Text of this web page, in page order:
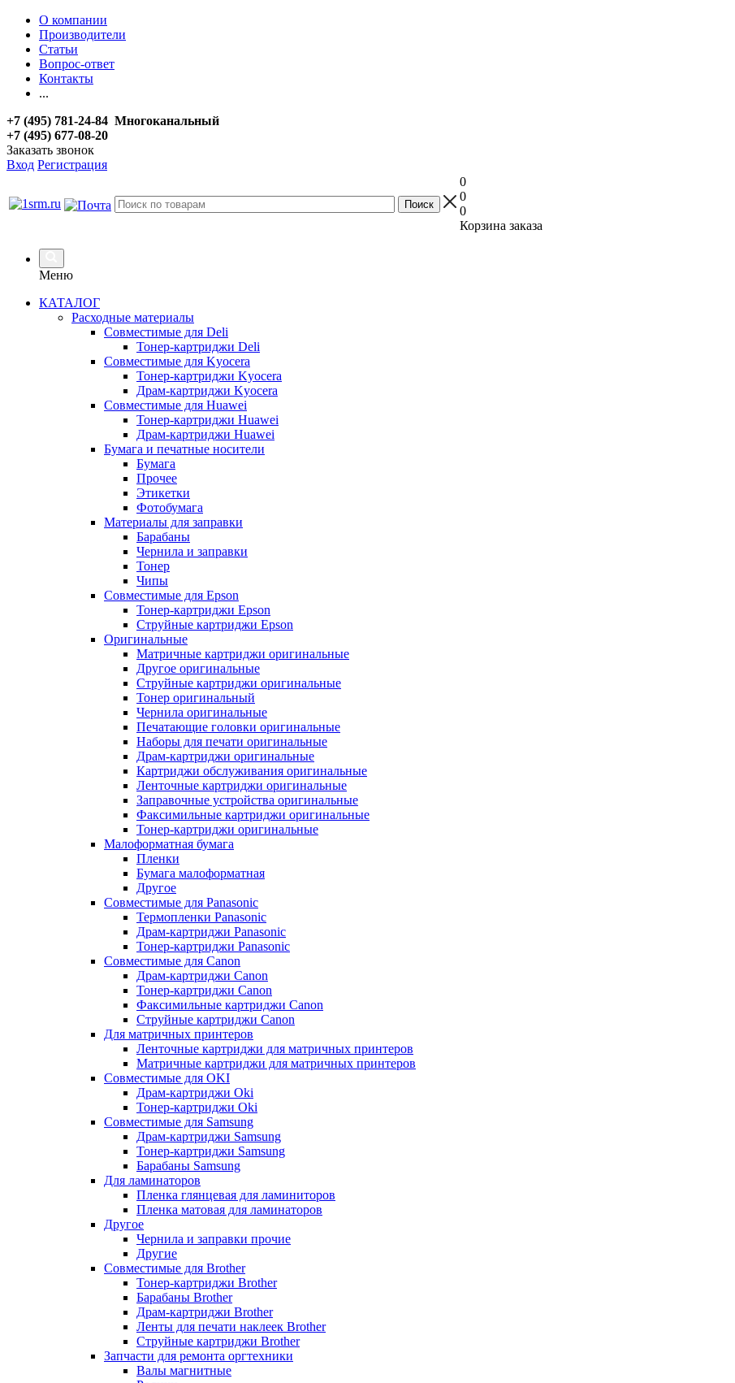
О компании
Производители
Статьи
Вопрос-ответ
Контакты
...
+7 (495) 781-24-84 Многоканальный
+7 (495) 677-08-20
Заказать звонок
Вход Регистрация
0
0
0
Корзина заказа
Меню
КАТАЛОГ
Расходные материалы
Совместимые для Deli
Тонер-картриджи Deli
Совместимые для Kyocera
Тонер-картриджи Kyocera
Драм-картриджи Kyocera
Совместимые для Huawei
Тонер-картриджи Huawei
Драм-картриджи Huawei
Бумага и печатные носители
Бумага
Прочее
Этикетки
Фотобумага
Материалы для заправки
Барабаны
Чернила и заправки
Тонер
Чипы
Совместимые для Epson
Тонер-картриджи Epson
Струйные картриджи Epson
Оригинальные
Матричные картриджи оригинальные
Другое оригинальные
Струйные картриджи оригинальные
Тонер оригинальный
Чернила оригинальные
Печатающие головки оригинальные
Наборы для печати оригинальные
Драм-картриджи оригинальные
Картриджи обслуживания оригинальные
Ленточные картриджи оригинальные
Заправочные устройства оригинальные
Факсимильные картриджи оригинальные
Тонер-картриджи оригинальные
Малоформатная бумага
Пленки
Бумага малоформатная
Другое
Совместимые для Panasonic
Термопленки Panasonic
Драм-картриджи Panasonic
Тонер-картриджи Panasonic
Совместимые для Canon
Драм-картриджи Canon
Тонер-картриджи Canon
Факсимильные картриджи Canon
Струйные картриджи Canon
Для матричных принтеров
Ленточные картриджи для матричных принтеров
Матричные картриджи для матричных принтеров
Совместимые для OKI
Драм-картриджи Oki
Тонер-картриджи Oki
Совместимые для Samsung
Драм-картриджи Samsung
Тонер-картриджи Samsung
Барабаны Samsung
Для ламинаторов
Пленка глянцевая для ламиниторов
Пленка матовая для ламинаторов
Другое
Чернила и заправки прочие
Другие
Совместимые для Brother
Тонер-картриджи Brother
Барабаны Brother
Драм-картриджи Brother
Ленты для печати наклеек Brother
Струйные картриджи Brother
Запчасти для ремонта оргтехники
Валы магнитные